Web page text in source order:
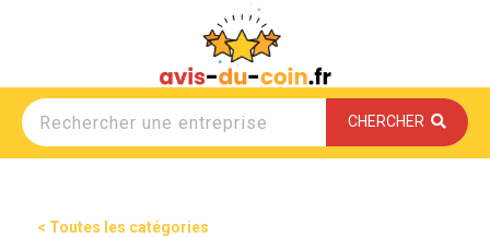
CHERCHER
< Toutes les catégories